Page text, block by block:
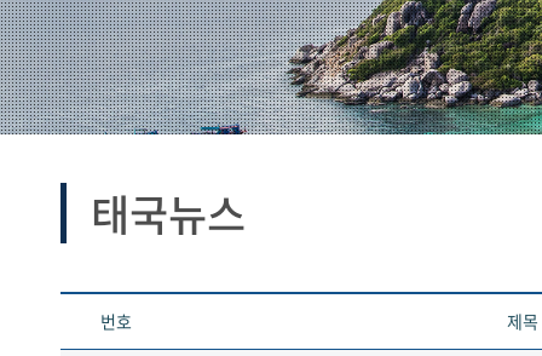
태국뉴스
번호 제목